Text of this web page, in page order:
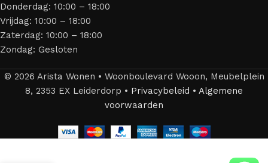
Donderdag: 10:00 – 18:00
Vrijdag: 10:00 – 18:00
Zaterdag: 10:00 – 18:00
Zondag: Gesloten
© 2026 Arista Wonen • Woonboulevard Wooon, Meubelplein
8, 2353 EX Leiderdorp • Privacybeleid • Algemene
voorwaarden